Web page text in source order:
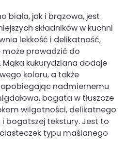
biała, jak i brązowa, jest
składników w kuchni
lekkość i delikatność,
może prowadzić do
kukurydziana dodaje
koloru, a także
nadmiernemu
bogata w tłuszcze
wilgotności, delikatnego
bogatszej tekstury. Jest to
typu maślanego